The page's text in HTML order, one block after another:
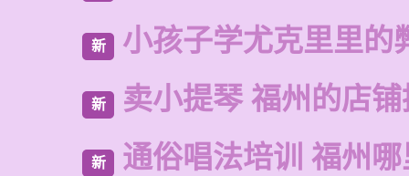
新 小孩子学尤克里里的
新 卖小提琴 福州的店
新 通俗唱法培训 福州